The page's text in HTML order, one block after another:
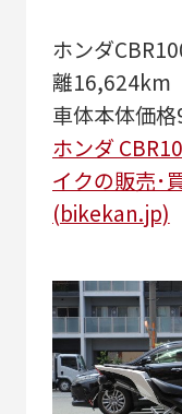
ホンダ
離16,624km
車体本体価
ホンダ
イクの販売･
(bikekan.jp)